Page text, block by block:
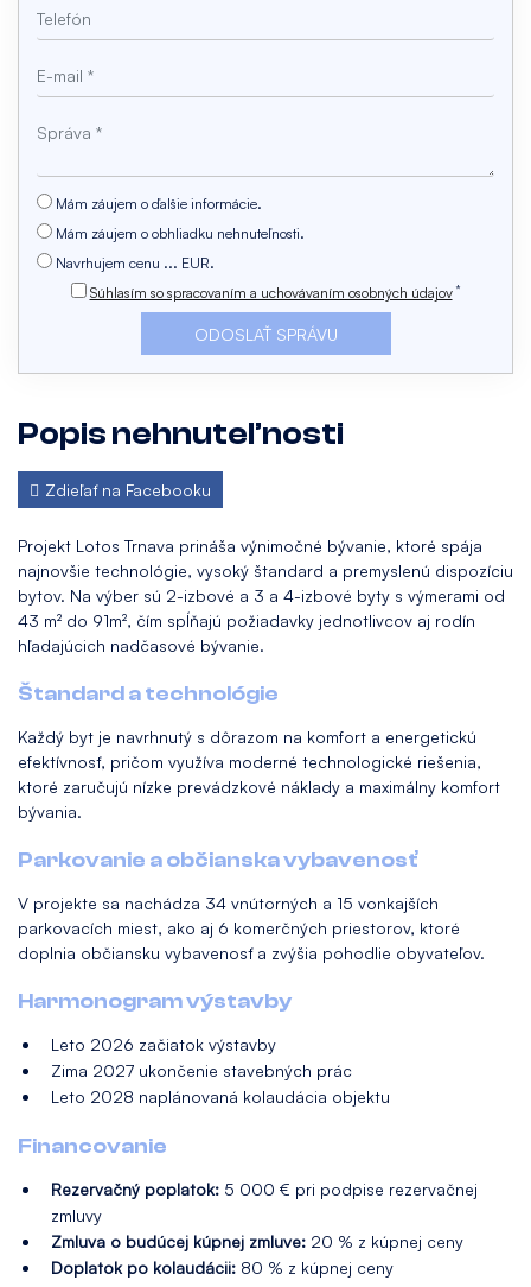
Popis nehnuteľnosti
Zdieľať na Facebooku
Projekt Lotos Trnava prináša výnimočné bývanie, ktoré spája
najnovšie technológie, vysoký štandard a premyslenú dispozíciu
bytov. Na výber sú 2-izbové a 3 a 4-izbové byty s výmerami od
43 m² do 91m², čím spĺňajú požiadavky jednotlivcov aj rodín
hľadajúcich nadčasové bývanie.
Štandard a technológie
Každý byt je navrhnutý s dôrazom na komfort a energetickú
efektívnosť, pričom využíva moderné technologické riešenia,
ktoré zaručujú nízke prevádzkové náklady a maximálny komfort
bývania.
Parkovanie a občianska vybavenosť
V projekte sa nachádza 34 vnútorných a 15 vonkajších
parkovacích miest, ako aj 6 komerčných priestorov, ktoré
doplnia občiansku vybavenosť a zvýšia pohodlie obyvateľov.
Harmonogram výstavby
Leto 2026 začiatok výstavby
Zima 2027 ukončenie stavebných prác
Leto 2028 naplánovaná kolaudácia objektu
Financovanie
Rezervačný poplatok: 5 000 € pri podpise rezervačnej
zmluvy
Zmluva o budúcej kúpnej zmluve: 20 % z kúpnej ceny
Doplatok po kolaudácii: 80 % z kúpnej ceny
Mám záujem o ďalšie informácie.
Mám záujem o obhliadku nehnuteľnosti.
Navrhujem cenu ... EUR.
Súhlasím so spracovaním a uchovávaním osobných údajov *